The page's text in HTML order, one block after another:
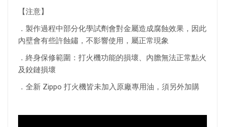
【注意】
．製作過程中部分化學試劑會對金屬造成腐蝕效果，因此
內壁會有些許蝕鏽，不影響使用，屬正常現象
．終身保修範圍：打火機功能的損壞、內膽無法正常點火
及鉸鏈損壞
．全新 Zippo 打火機皆未加入原廠專用油，須另外加購